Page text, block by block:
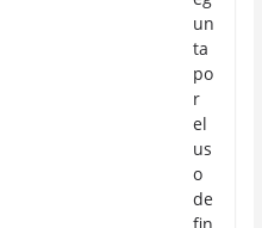
un
ta
po
r
el
us
o
de
fin